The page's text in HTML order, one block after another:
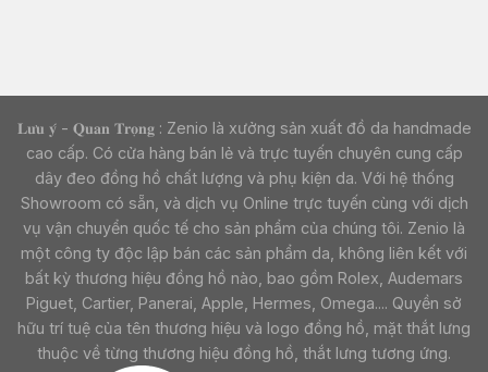
𝐋𝐮̛𝐮 𝐲́ - 𝐐𝐮𝐚𝐧 𝐓𝐫𝐨̣𝐧𝐠 : Zenio là xưởng sản xuất đồ da handmade
cao cấp. Có cửa hàng bán lẻ và trực tuyến chuyên cung cấp
dây đeo đồng hồ chất lượng và phụ kiện da. Với hệ thống
Showroom có sẵn, và dịch vụ Online trực tuyến cùng với dịch
vụ vận chuyển quốc tế cho sản phẩm của chúng tôi. Zenio là
một công ty độc lập bán các sản phẩm da, không liên kết với
bất kỳ thương hiệu đồng hồ nào, bao gồm Rolex, Audemars
Piguet, Cartier, Panerai, Apple, Hermes, Omega.... Quyền sở
hữu trí tuệ của tên thương hiệu và logo đồng hồ, mặt thắt lưng
thuộc về từng thương hiệu đồng hồ, thắt lưng tương ứng.